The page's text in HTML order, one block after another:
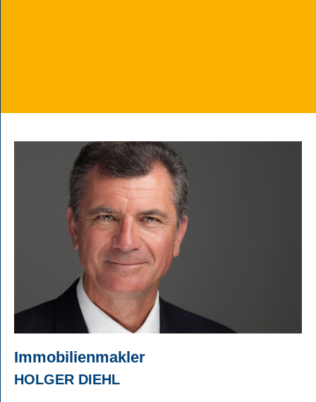
Immobilienmakler
HOLGER DIEHL